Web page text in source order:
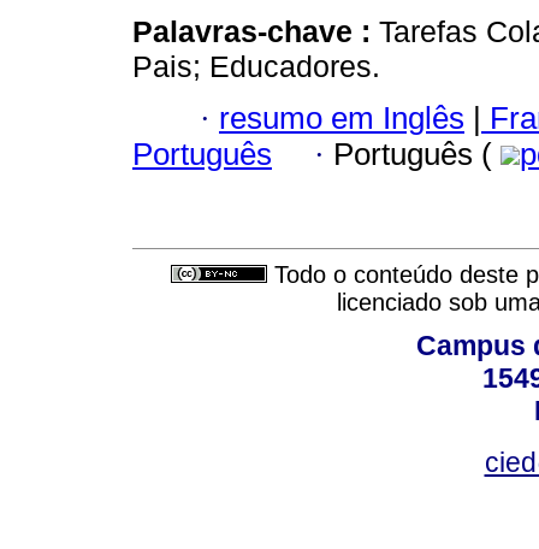
Palavras-chave : Tarefas
Pais; Educadores.
· resumo em Inglês |
Português
· Português (
Todo o conteúdo deste
licenciado sob
Campus